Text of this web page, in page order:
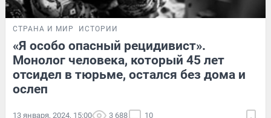
СТРАНА И МИР ИСТОРИИ
«Я особо опасный рецидивист».
Монолог человека, который 45 лет
отсидел в тюрьме, остался без дома и
ослеп
13 января, 2024, 15:00 3 688 10